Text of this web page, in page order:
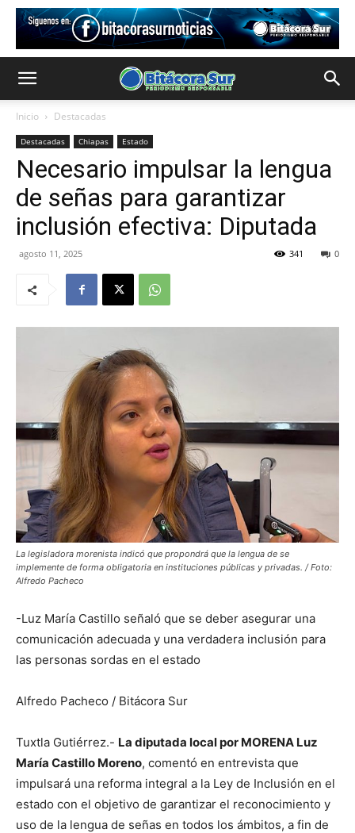
Inicio Destacadas
Destacadas Chiapas Estado
Necesario impulsar la lengua
de señas para garantizar
inclusión efectiva: Diputada
agosto 11, 2025 0
341
La legisladora morenista indicó que propondrá que la lengua de se
implemente de forma obligatoria en instituciones públicas y privadas. / Foto:
Alfredo Pacheco
-Luz María Castillo señaló que se deber asegurar una
comunicación adecuada y una verdadera inclusión para
las personas sordas en el estado
Alfredo Pacheco / Bitácora Sur
Tuxtla Gutiérrez.- La diputada local por MORENA Luz
María Castillo Moreno, comentó en entrevista que
impulsará una reforma integral a la Ley de Inclusión en el
estado con el objetivo de garantizar el reconocimiento y
uso de la lengua de señas en todos los ámbitos, a fin de